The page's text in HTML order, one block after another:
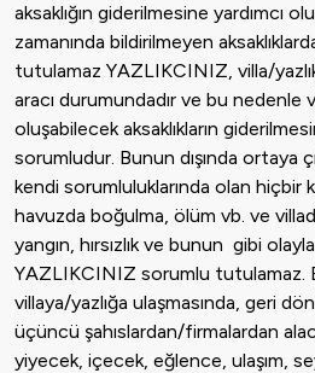
aksaklığın giderilmesine yardımcı
zamanında bildirilmeyen
tutulamaz YAZLIKCINIZ, villa/
aracı durumundadır ve bu nedenle
oluşabilecek aksaklıkların
sorumludur. Bunun dışında ortaya
kendi sorumluluklarında olan hiçbir
havuzda boğulma, ölüm vb. ve
yangın, hırsızlık ve bunun gibi
YAZLIKCINIZ sorumlu tutulamaz.
villaya/yazlığa ulaşmasında, geri
üçüncü şahıslardan/firmalardan
yiyecek, içecek, eğlence, ulaşım,